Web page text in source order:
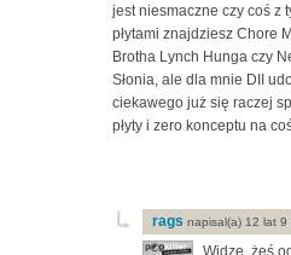
jest niesmaczne czy coś z
płytami znajdziesz Chore
Brotha Lynch Hunga czy
Słonia, ale dla mnie DII
ciekawego już się raczej
płyty i zero konceptu na
rags napisal(a) 12 lat 9
Widzę, żeś